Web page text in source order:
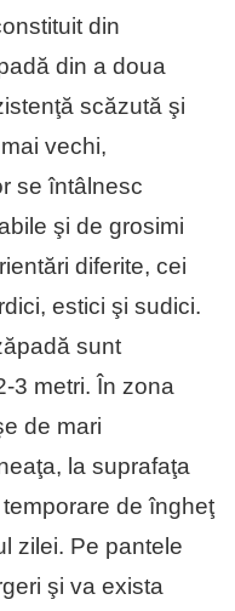
din
din a doua
scăzută şi
vechi,
se întâlnesc
şi de grosimi
diferite, cei
estici şi sudici.
sunt
3 metri. În zona
de mari
la suprafaţa
de îngheţ
zilei. Pe pantele
şi va exista